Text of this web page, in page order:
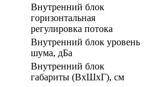
Внутренний блок
горизонтальная
регулировка потока
Внутренний блок уровень
шума, дБа
Внутренний блок
габариты (ВхШхГ), см